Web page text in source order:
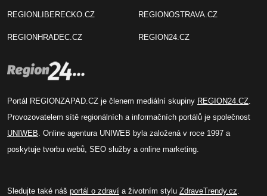
REGIONLIBERECKO.CZ
REGIONHRADEC.CZ
REGIONOSTRAVA.CZ
REGION24.CZ
Portál REGIONZAPAD.CZ je členem mediální skupiny REGION24.CZ.
Provozovatelem sítě regionálních a informačních portálů je společnost
UNIWEB. Online agentura UNIWEB byla založená v roce 1997 a
poskytuje tvorbu webů, SEO služby a online marketing.
Sledujte také náš portál o zdraví a životním stylu ZdraveTrendy.cz.